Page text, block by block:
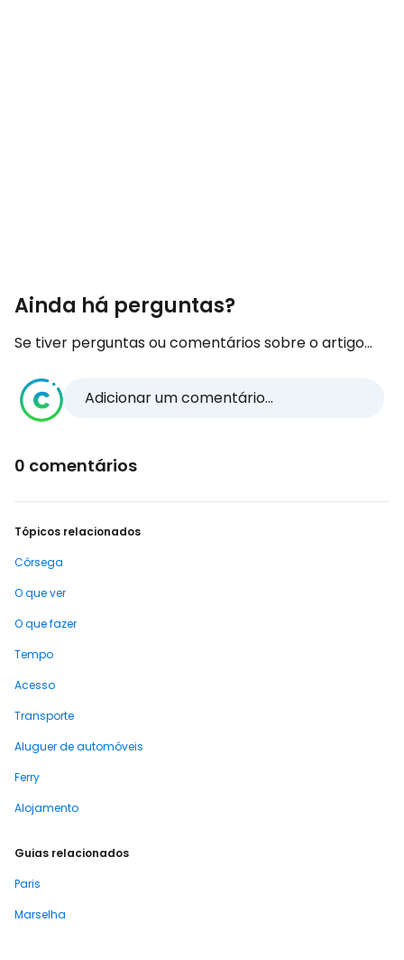
Ainda há perguntas?
Se tiver perguntas ou comentários sobre o artigo...
Adicionar um comentário...
0 comentários
Tópicos relacionados
Córsega
O que ver
O que fazer
Tempo
Acesso
Transporte
Aluguer de automóveis
Ferry
Alojamento
Guias relacionados
Paris
Marselha